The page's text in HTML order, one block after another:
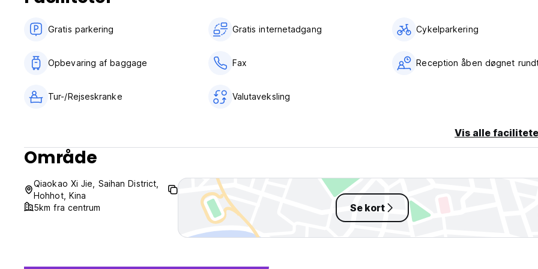
indre mongolske Naadam-festival!!!Så du er endelig nået nord for Beijing til den smukke Hohhot, den travle hovedstaden og
hjertet af Indre Mongoliet. Efter et gæt tog du den særlige tur væk fra alfarvej for at opleve de episke græsarealer, de
Mongoliet på end ved at rejse til et helligt sted med en ægte mongolsk guide og deltage i en traditionel festival, der er
i selve den mongolske livsstil? Denne tur vil tage pusten fra dig, få dit hjerte til at springe og uden tvivl være et højdepunkt
kendt som eriyn gurvan naadam efter de tre 'mandige sportsgrene' brydning, bueskydning og hestevæddeløb. Festivalen
over hele det mongolske område!
de største turistdestinationer i Indre Mongoliet.
Det, der gør vores afslappede og indbydende hostel unikt her, er ikke kun vores store værdi og gæstfrihed, men det
inden for byens befolkning på 1,14 millioner er mindre end selv 10 % ægte mongolske, så vi er det eneste hostel, der kan
vores gæster med en autentisk etnisk oplevelse, som du ikke ville kunne finde andre steder.
Her kan du virkelig få den ægte mongolske følelse, mens du slapper af og nyder vores komfortable og venlige atmosfære
alle moderne bekvemmeligheder til din rådighed. Vi sætter en stor ære i at sikre, at alle vores gæster nyder deres tid her
Gratis parkering Gratis internetadgang Cykelparkering
Opbevaring af baggage Fax Reception åben døgnet
Tur-/Rejseskranke Valutaveksling
Vis alle
Område
Qiaokao Xi Jie, Saihan District,
Hohhot, Kina
5km fra centrum
Se kort